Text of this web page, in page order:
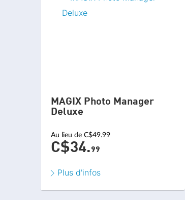
MAGIX Photo Manager
Deluxe
Au lieu de C$49.99
C$34.99
Plus d'infos